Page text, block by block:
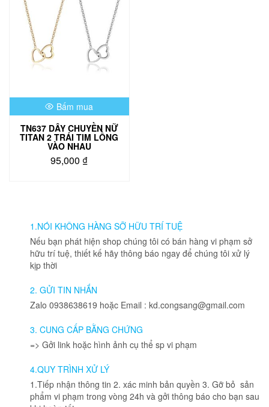
thể.
Các
chọn
trên
trang
sản
phẩm
Bấm mua
TN637 DÂY CHUYỀN NỮ
TITAN 2 TRÁI TIM LỒNG
VÀO NHAU
95,000 ₫
1.NÓI KHÔNG HÀNG SỠ HỮU TRÍ TUỆ
Nếu bạn phát hiện shop chúng tôi có bán hàng vi phạm sở
hữu trí tuệ, thiết kế hãy thông báo ngay để chúng tôi xử lý
kịp thời
2. GỬI TIN NHẮN
Zalo 0938638619 hoặc Email : kd.congsang@gmail.com
3. CUNG CẤP BẰNG CHỨNG
=> Gởi link hoặc hình ảnh cụ thể sp vi phạm
4.QUY TRÌNH XỬ LÝ
1.Tiếp nhận thông tin 2. xác minh bản quyền 3. Gỡ bỏ sản
phẩm vi phạm trong vòng 24h và gởi thông báo cho bạn sau